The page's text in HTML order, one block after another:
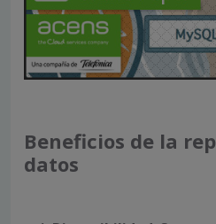
Beneficios de la
datos